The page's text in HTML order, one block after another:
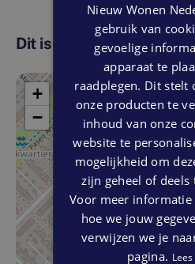
Dit is de locatie
+
−
Nieuw Wonen
gebruik van
gevoelige
apparaat te
raadplegen. Dit stelt
onze producten te
inhoud van onze
website te
mogelijkheid om
zijn geheel of deels
Voor meer informatie
hoe we jouw
verwijzen we je
pagina.